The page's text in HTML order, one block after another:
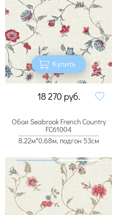
Купить
18 270 руб.
Обои Seabrook French Country
FC61004
8.22м*0.68м, подгон 53см